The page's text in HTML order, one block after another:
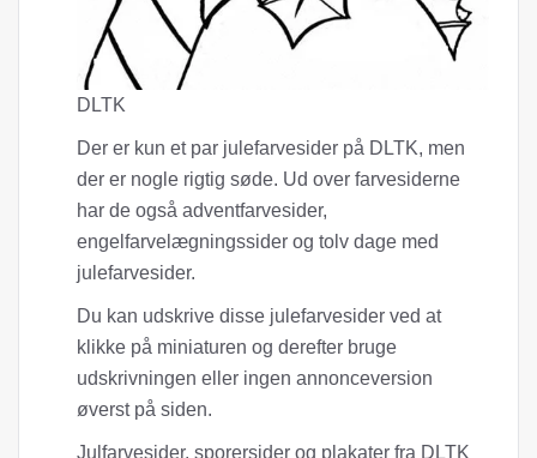
DLTK
Der er kun et par julefarvesider på DLTK, men
der er nogle rigtig søde. Ud over farvesiderne
har de også adventfarvesider,
engelfarvelægningssider og tolv dage med
julefarvesider.
Du kan udskrive disse julefarvesider ved at
klikke på miniaturen og derefter bruge
udskrivningen eller ingen annonceversion
øverst på siden.
Julfarvesider, sporersider og plakater fra DLTK